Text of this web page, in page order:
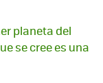
planeta del
se cree es una